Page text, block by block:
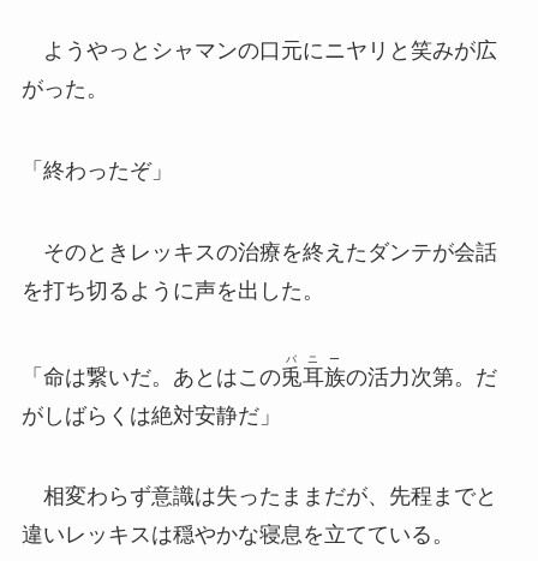
ようやっとシャマンの口元にニヤリと笑みが広
がった。
「終わったぞ」
そのときレッキスの治療を終えたダンテが会話
を打ち切るように声を出した。
「命は繋いだ。あとはこの兎耳族
バニー
の活力次第。だ
がしばらくは絶対安静だ」
相変わらず意識は失ったままだが、先程までと
違いレッキスは穏やかな寝息を立てている。